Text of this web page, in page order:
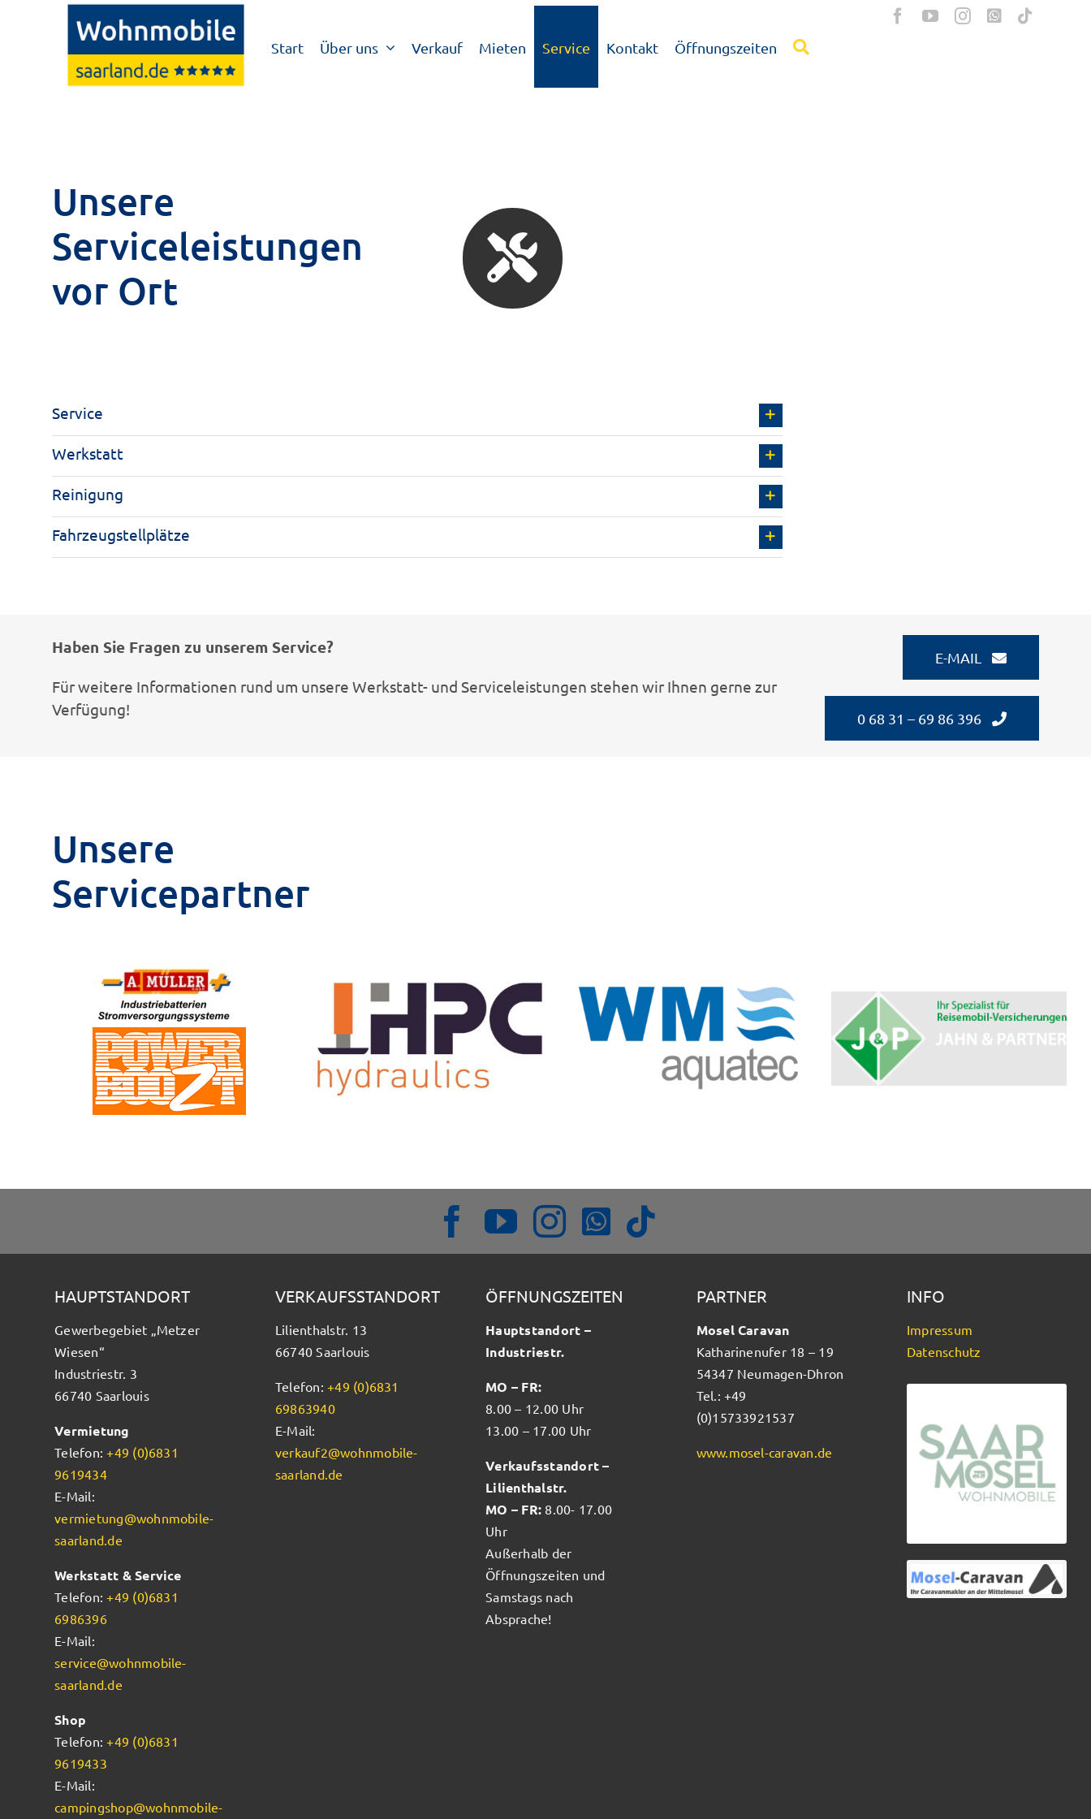
Start Über uns Verkauf Mieten Service Kontakt Öffnungszeiten
Unsere
Serviceleistungen
vor Ort
Service
Werkstatt
Reinigung
Fahrzeugstellplätze
Haben Sie Fragen zu unserem Service?
Für weitere Informationen rund um unsere Werkstatt- und Serviceleistungen stehen wir Ihnen gerne zur
Verfügung!
E-MAIL
0 68 31 – 69 86 396
Unsere
Servicepartner
HAUPTSTANDORT
Gewerbegebiet „Metzer
Wiesen“
Industriestr. 3
66740 Saarlouis
Vermietung
Telefon:+49 (0)6831
9619434
E-Mail:
vermietung@wohnmobile-
saarland.de
Werkstatt & Service
Telefon:+49 (0)6831
6986396
E-Mail:
service@wohnmobile-
saarland.de
Shop
Telefon:+49 (0)6831
9619433
E-Mail:
campingshop@wohnmobile-
VERKAUFSSTANDORT
Lilienthalstr. 13
66740 Saarlouis
Telefon:+49 (0)6831
69863940
E-Mail:
verkauf2@wohnmobile-
saarland.de
ÖFFNUNGSZEITEN
Hauptstandort –
Industriestr.
MO – FR:
8.00 – 12.00 Uhr
13.00 – 17.00 Uhr
Verkaufsstandort –
Lilienthalstr.
MO – FR: 8.00- 17.00
Uhr
Außerhalb der
Öffnungszeiten und
Samstags nach
Absprache!
PARTNER
Mosel Caravan
Katharinenufer 18 – 19
54347 Neumagen-Dhron
Tel.: +49
(0)15733921537
www.mosel-caravan.de
INFO
Impressum
Datenschutz